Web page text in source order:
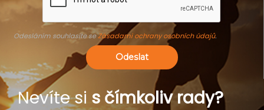
Odesláním souhlasíte seZásadami ochrany osobních údajů.
Odeslat
Nevíte si s čímkoliv rady?